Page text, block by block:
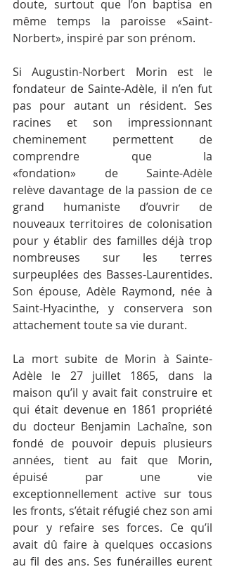
doute, surtout que l’on baptisa en
même temps la paroisse «Saint-
Norbert», inspiré par son prénom.
Si Augustin-Norbert Morin est le
fondateur de Sainte-Adèle, il n’en fut
pas pour autant un résident. Ses
racines et son impressionnant
cheminement permettent de
comprendre que la
«fondation» de Sainte-Adèle
relève davantage de la passion de ce
grand humaniste d’ouvrir de
nouveaux territoires de colonisation
pour y établir des familles déjà trop
nombreuses sur les terres
surpeuplées des Basses-Laurentides.
Son épouse, Adèle Raymond, née à
Saint-Hyacinthe, y conservera son
attachement toute sa vie durant.
La mort subite de Morin à Sainte-
Adèle le 27 juillet 1865, dans la
maison qu’il y avait fait construire et
qui était devenue en 1861 propriété
du docteur Benjamin Lachaîne, son
fondé de pouvoir depuis plusieurs
années, tient au fait que Morin,
épuisé par une vie
exceptionnellement active sur tous
les fronts, s’était réfugié chez son ami
pour y refaire ses forces. Ce qu’il
avait dû faire à quelques occasions
au fil des ans. Ses funérailles eurent